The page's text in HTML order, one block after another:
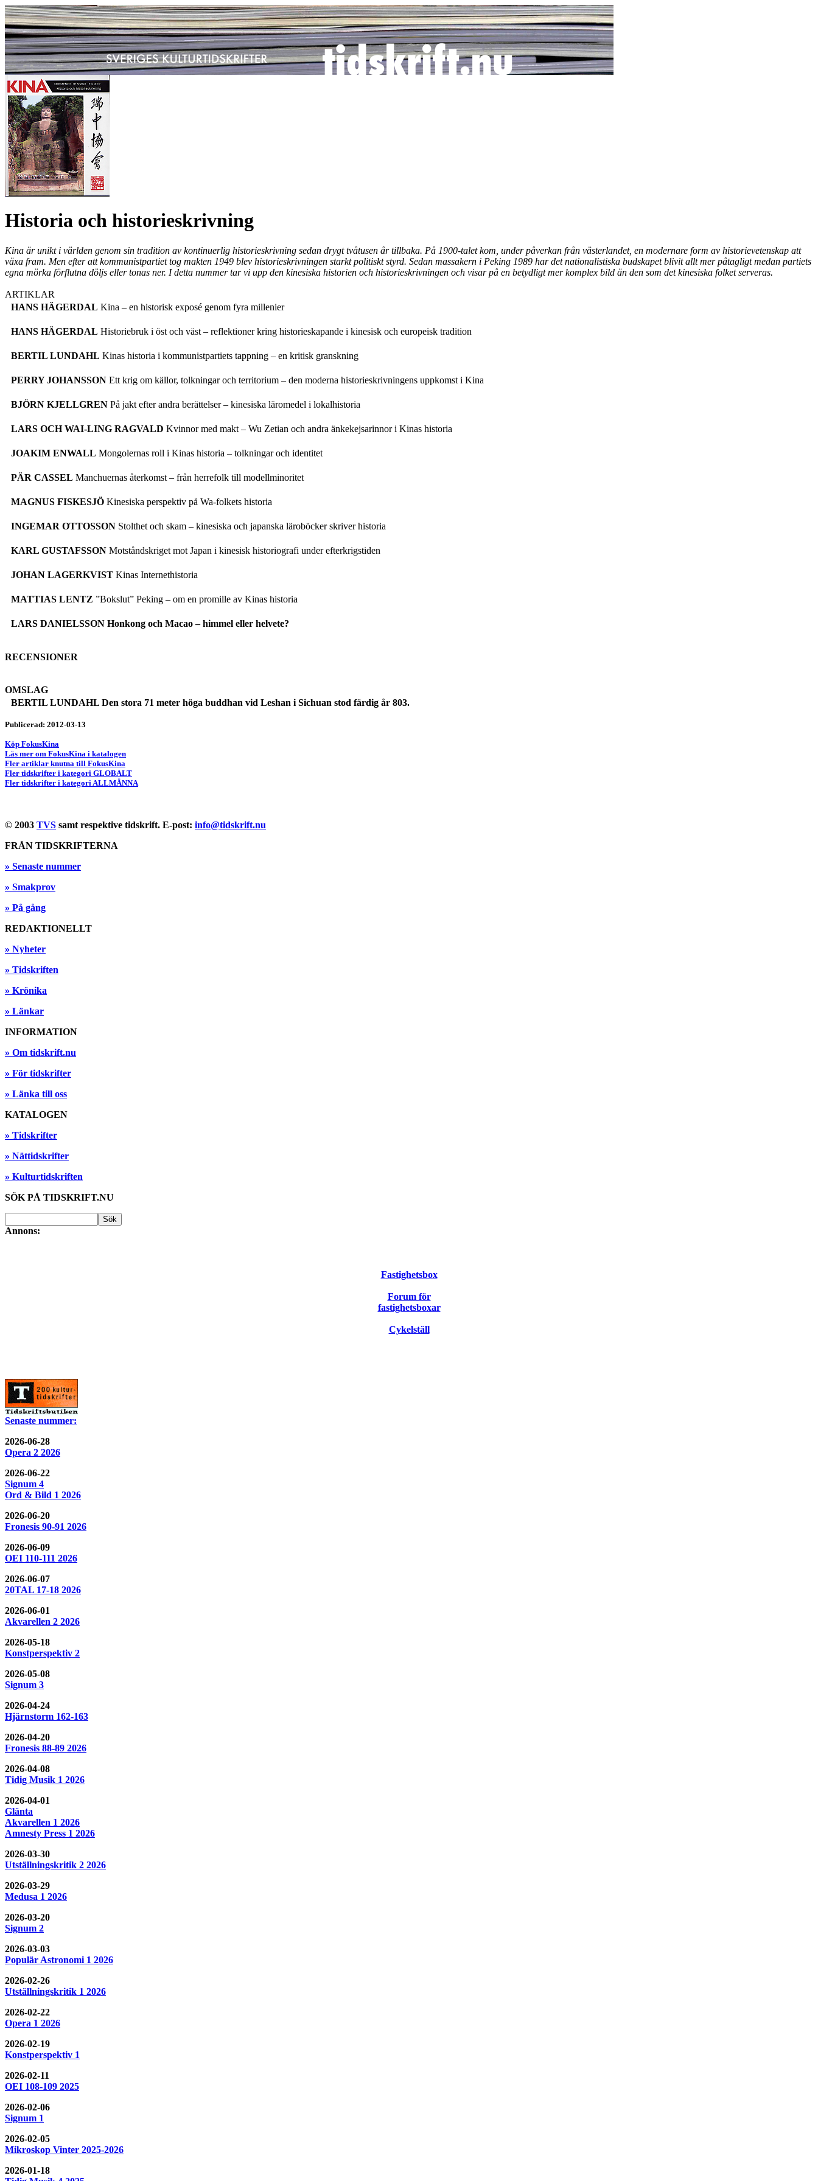
Historia och historieskrivning
Kina är unikt i världen genom sin tradition av kontinuerlig historieskrivning sedan drygt tvåtusen år tillbaka. På 1900-talet kom, under påverkan från västerlandet, en modernare form av historievetenskap att
växa fram. Men efter att kommunistpartiet tog makten 1949 blev historieskrivningen starkt politiskt styrd. Sedan massakern i Peking 1989 har det nationalistiska budskapet blivit allt mer påtagligt medan partiets
egna mörka förflutna döljs eller tonas ner. I detta nummer tar vi upp den kinesiska historien och historieskrivningen och visar på en betydligt mer komplex bild än den som det kinesiska folket serveras.
ARTIKLAR
HANS HÄGERDAL Kina – en historisk exposé genom fyra millenier
HANS HÄGERDAL Historiebruk i öst och väst – reflektioner kring historieskapande i kinesisk och europeisk tradition
BERTIL LUNDAHL Kinas historia i kommunistpartiets tappning – en kritisk granskning
PERRY JOHANSSON Ett krig om källor, tolkningar och territorium – den moderna historieskrivningens uppkomst i Kina
BJÖRN KJELLGREN På jakt efter andra berättelser – kinesiska läromedel i lokalhistoria
LARS OCH WAI-LING RAGVALD Kvinnor med makt – Wu Zetian och andra änkekejsarinnor i Kinas historia
JOAKIM ENWALL Mongolernas roll i Kinas historia – tolkningar och identitet
PÄR CASSEL Manchuernas återkomst – från herrefolk till modellminoritet
MAGNUS FISKESJÖ Kinesiska perspektiv på Wa-folkets historia
INGEMAR OTTOSSON Stolthet och skam – kinesiska och japanska läroböcker skriver historia
KARL GUSTAFSSON Motståndskriget mot Japan i kinesisk historiografi under efterkrigstiden
JOHAN LAGERKVIST Kinas Internethistoria
MATTIAS LENTZ ”Bokslut” Peking – om en promille av Kinas historia
LARS DANIELSSON Honkong och Macao – himmel eller helvete?
RECENSIONER
OMSLAG
BERTIL LUNDAHL Den stora 71 meter höga buddhan vid Leshan i Sichuan stod färdig år 803.
Publicerad: 2012-03-13
Köp FokusKina
Läs mer om FokusKina i katalogen
Fler artiklar knutna till FokusKina
Fler tidskrifter i kategori GLOBALT
Fler tidskrifter i kategori ALLMÄNNA
© 2003 TVS samt respektive tidskrift. E-post: info@tidskrift.nu
FRÅN TIDSKRIFTERNA
» Senaste nummer
» Smakprov
» På gång
REDAKTIONELLT
» Nyheter
» Tidskriften
» Krönika
» Länkar
INFORMATION
» Om tidskrift.nu
» För tidskrifter
» Länka till oss
KATALOGEN
» Tidskrifter
» Nättidskrifter
» Kulturtidskriften
SÖK PÅ TIDSKRIFT.NU
Annons:
Fastighetsbox
Forum för
fastighetsboxar
Cykelställ
Senaste nummer:
2026-06-28
Opera 2 2026
2026-06-22
Signum 4
Ord & Bild 1 2026
2026-06-20
Fronesis 90-91 2026
2026-06-09
OEI 110-111 2026
2026-06-07
20TAL 17-18 2026
2026-06-01
Akvarellen 2 2026
2026-05-18
Konstperspektiv 2
2026-05-08
Signum 3
2026-04-24
Hjärnstorm 162-163
2026-04-20
Fronesis 88-89 2026
2026-04-08
Tidig Musik 1 2026
2026-04-01
Glänta
Akvarellen 1 2026
Amnesty Press 1 2026
2026-03-30
Utställningskritik 2 2026
2026-03-29
Medusa 1 2026
2026-03-20
Signum 2
2026-03-03
Populär Astronomi 1 2026
2026-02-26
Utställningskritik 1 2026
2026-02-22
Opera 1 2026
2026-02-19
Konstperspektiv 1
2026-02-11
OEI 108-109 2025
2026-02-06
Signum 1
2026-02-05
Mikroskop Vinter 2025-2026
2026-01-18